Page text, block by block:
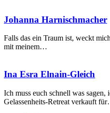
Johanna
Johanna Harnischmacher
Falls das ein Traum ist, weckt
mit meinem…
Ina
Elnain-
Gleich
Ina Esra Elnain-Gleich
Ich muss euch schnell was sagen,
Gelassenheits-Retreat verkauft